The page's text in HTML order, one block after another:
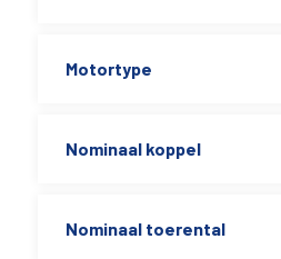
Motortype
Nominaal koppel
Nominaal toerental